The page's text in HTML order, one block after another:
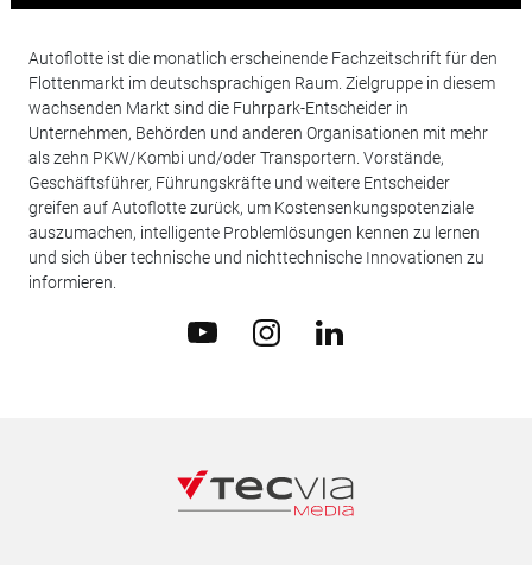
Autoflotte ist die monatlich erscheinende Fachzeitschrift für den
Flottenmarkt im deutschsprachigen Raum. Zielgruppe in diesem
wachsenden Markt sind die Fuhrpark-Entscheider in
Unternehmen, Behörden und anderen Organisationen mit mehr
als zehn PKW/Kombi und/oder Transportern. Vorstände,
Geschäftsführer, Führungskräfte und weitere Entscheider
greifen auf Autoflotte zurück, um Kostensenkungspotenziale
auszumachen, intelligente Problemlösungen kennen zu lernen
und sich über technische und nichttechnische Innovationen zu
informieren.